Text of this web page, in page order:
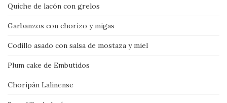
Quiche de lacón con grelos
Garbanzos con chorizo y migas
Codillo asado con salsa de mostaza y miel
Plum cake de Embutidos
Choripán Lalinense